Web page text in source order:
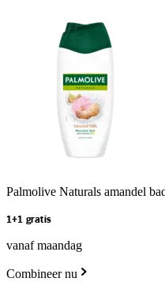
Palmolive Naturals amandel
1+1 gratis
vanaf maandag
Combineer nu